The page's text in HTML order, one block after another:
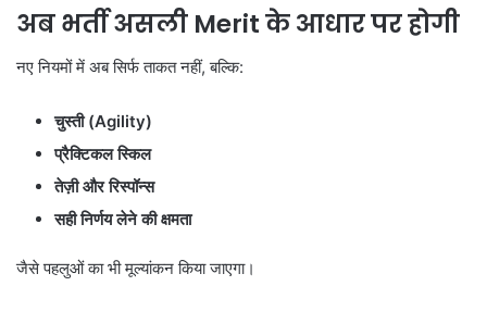
अब भर्ती असली Meritके आधार पर होगी
नए नियमों में अब सिर्फ ताकत नहीं, बल्कि:
चुस्ती (Agility)
प्रैक्टिकल स्किल
तेज़ी और रिस्पॉन्स
सही निर्णय लेने की क्षमता
जैसे पहलुओं का भी मूल्यांकन किया जाएगा।